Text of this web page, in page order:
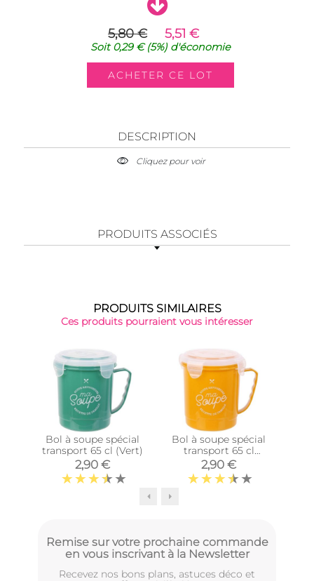
5,80 € 5,51 €
Soit0,29 €(5%) d'économie
DESCRIPTION
Cliquez pour voir
PRODUITS ASSOCIÉS
PRODUITS SIMILAIRES
Ces produits pourraient vous intéresser
Bol à soupe spécial
transport 65 cl (Vert)
2,90 €
Bol à soupe spécial
transport 65 cl
(Jaune)
2,90 €
Remise sur votre prochaine commande
en vous inscrivant à la Newsletter
Recevez nos bons plans, astuces déco et